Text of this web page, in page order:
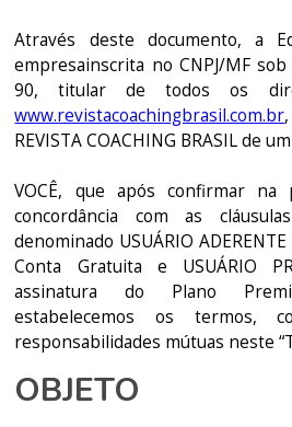
Através deste documento, a
empresainscrita no CNPJ/MF
90, titular de todos os
www.revistacoachingbrasil.com.br
REVISTA COACHING BRASIL de
VOCÊ, que após confirmar na
concordância com as
denominado USUÁRIO
Conta Gratuita e USUÁRIO
assinatura do Plano
estabelecemos os termos,
responsabilidades mútuas neste
OBJETO